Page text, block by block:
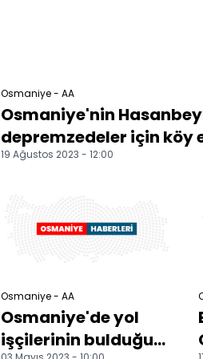
Osmaniye - AA
Osmaniye'nin
depremzedeler için köy
19 Ağustos 2023 - 12:00
Osmaniye - AA
Osmaniye'de yol
işçilerinin bulduğu